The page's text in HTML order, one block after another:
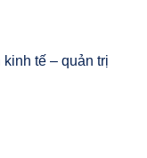
tế – quản trị